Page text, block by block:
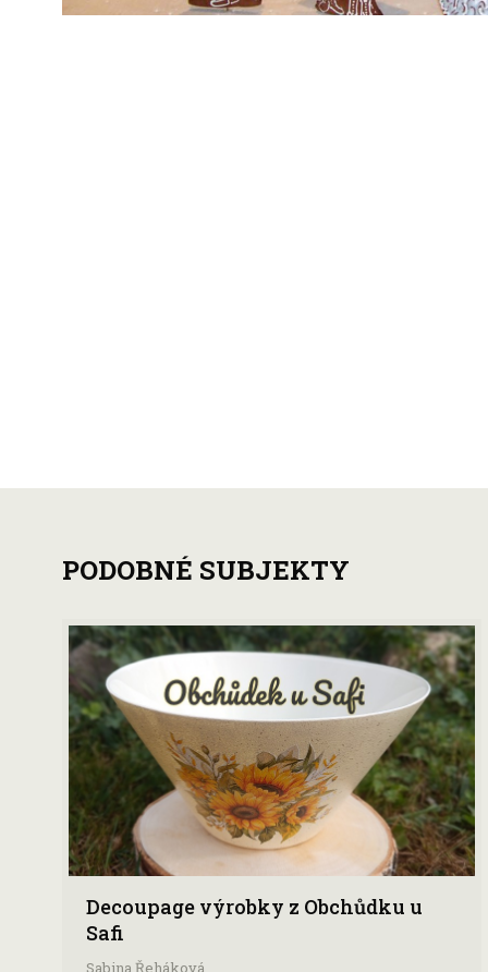
PODOBNÉ SUBJEKTY
Decoupage výrobky z Obchůdku u
Safi
Sabina Řeháková